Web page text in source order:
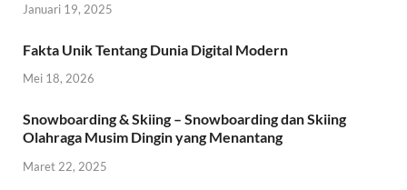
Januari 19, 2025
Fakta Unik Tentang Dunia Digital Modern
Mei 18, 2026
Snowboarding & Skiing – Snowboarding dan Skiing
Olahraga Musim Dingin yang Menantang
Maret 22, 2025